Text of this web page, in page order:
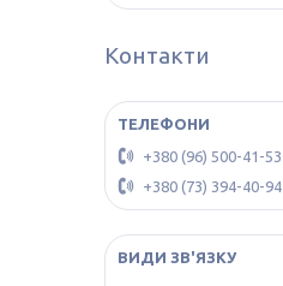
Контакти
+380 (96) 500-41-53
+380 (73) 394-40-94